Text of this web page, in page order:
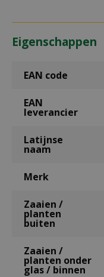
Eigenschappen
EAN code
EAN
leverancier
Latijnse
naam
Merk
Zaaien /
planten
buiten
Zaaien /
planten onder
glas / binnen